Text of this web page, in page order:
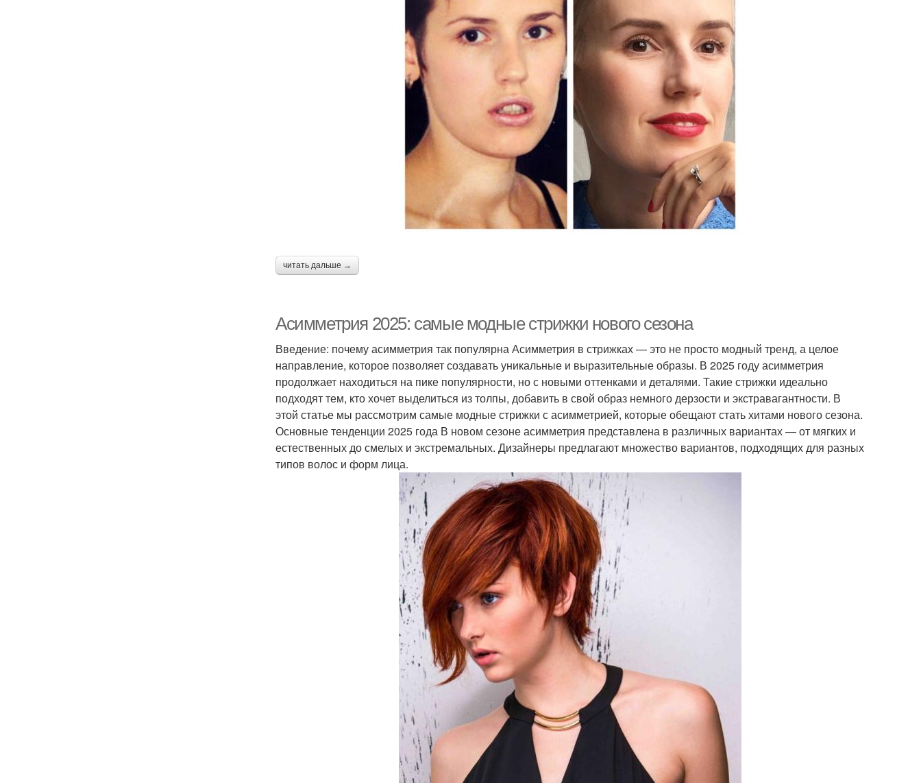
читать дальше →
Асимметрия 2025: самые модные стрижки нового сезона
Введение: почему асимметрия так популярна Асимметрия в стрижках — это не просто модный тренд, а целое
направление, которое позволяет создавать уникальные и выразительные образы. В 2025 году асимметрия
продолжает находиться на пике популярности, но с новыми оттенками и деталями. Такие стрижки идеально
подходят тем, кто хочет выделиться из толпы, добавить в свой образ немного дерзости и экстравагантности. В
этой статье мы рассмотрим самые модные стрижки с асимметрией, которые обещают стать хитами нового сезона.
Основные тенденции 2025 года В новом сезоне асимметрия представлена в различных вариантах — от мягких и
естественных до смелых и экстремальных. Дизайнеры предлагают множество вариантов, подходящих для разных
типов волос и форм лица.